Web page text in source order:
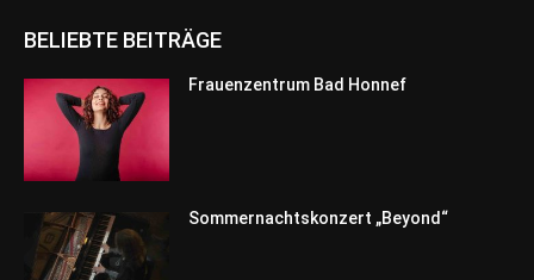
BELIEBTE BEITRÄGE
Frauenzentrum Bad Honnef
Sommernachtskonzert „Beyond“